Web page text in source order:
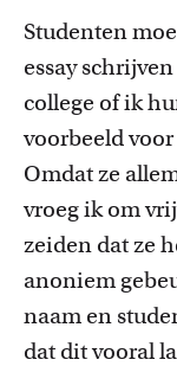
Studenten
essayschrijven
college of ik
voorbeeld voor
Omdatze
vroeg ik om
zeiden dat ze
anoniem
naam en
dat dit vooral